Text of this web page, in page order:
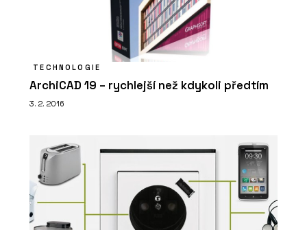
TECHNOLOGIE
ArchiCAD 19 – rychlejší než kdykoli předtím
3. 2. 2016